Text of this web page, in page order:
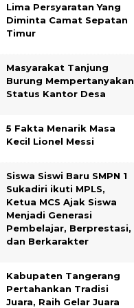
Lima Persyaratan Yang
Diminta Camat Sepatan
Timur
Masyarakat Tanjung
Burung Mempertanyakan
Status Kantor Desa
5 Fakta Menarik Masa
Kecil Lionel Messi
Siswa Siswi Baru SMPN 1
Sukadiri ikuti MPLS,
Ketua MCS Ajak Siswa
Menjadi Generasi
Pembelajar, Berprestasi,
dan Berkarakter
Kabupaten Tangerang
Pertahankan Tradisi
Juara, Raih Gelar Juara